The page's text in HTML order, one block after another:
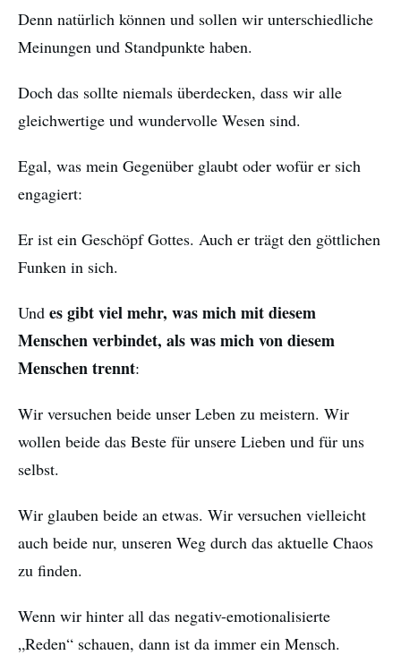
Denn natürlich können und sollen wir unterschiedliche
Meinungen und Standpunkte haben.
Doch das sollte niemals überdecken, dass wir alle
gleichwertige und wundervolle Wesen sind.
Egal, was mein Gegenüber glaubt oder wofür er sich
engagiert:
Er ist ein Geschöpf Gottes. Auch er trägt den göttlichen
Funken in sich.
Und es gibt viel mehr, was mich mit diesem
Menschen verbindet, als was mich von diesem
Menschen trennt:
Wir versuchen beide unser Leben zu meistern. Wir
wollen beide das Beste für unsere Lieben und für uns
selbst.
Wir glauben beide an etwas. Wir versuchen vielleicht
auch beide nur, unseren Weg durch das aktuelle Chaos
zu finden.
Wenn wir hinter all das negativ-emotionalisierte
„Reden“ schauen, dann ist da immer ein Mensch.